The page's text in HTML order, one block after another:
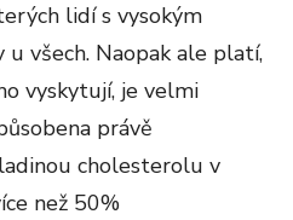
lidí s vysokým
všech. Naopak ale platí,
vyskytují, je velmi
právě
cholesterolu v
než 50%